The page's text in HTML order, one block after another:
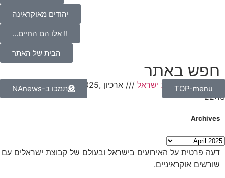
יהודים מאוקראינה
!! אלו הם החיים…
הבית של האתר
חפש באתר
NAnews – חדשות ישראל ///
ארכיון Tuesday, April 29, 2025,
22:13
Archives
דעה פרטית על האירועים בישראל ובעולם של קבוצת ישראלים עם
שורשים אוקראיניים.
תמכו ב-NAnews TOP-menu